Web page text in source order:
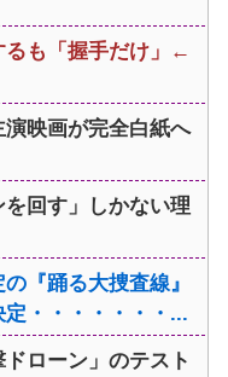
るも「握手だけ」←
映画が完全白紙へ
回す」しかない理
『踊る大捜査線』
・・・・・・・...
ローン」のテスト